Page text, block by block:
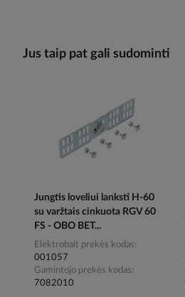
Jus taip pat gali sudominti
Jungtis loveliui lanksti H-60
su varžtais cinkuota RGV 60
FS - OBO BET...
Elektrobalt prekės kodas
001057
Gamintojo prekės kodas
7082010